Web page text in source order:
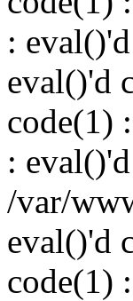
:
eval()'d
code(1)
:
/var/
eval()'d
code(1)